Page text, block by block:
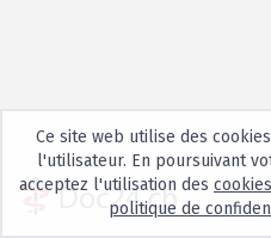
Ce site web utilise des
l'utilisateur. En poursuivant
acceptez l'utilisation des cookies
politique de